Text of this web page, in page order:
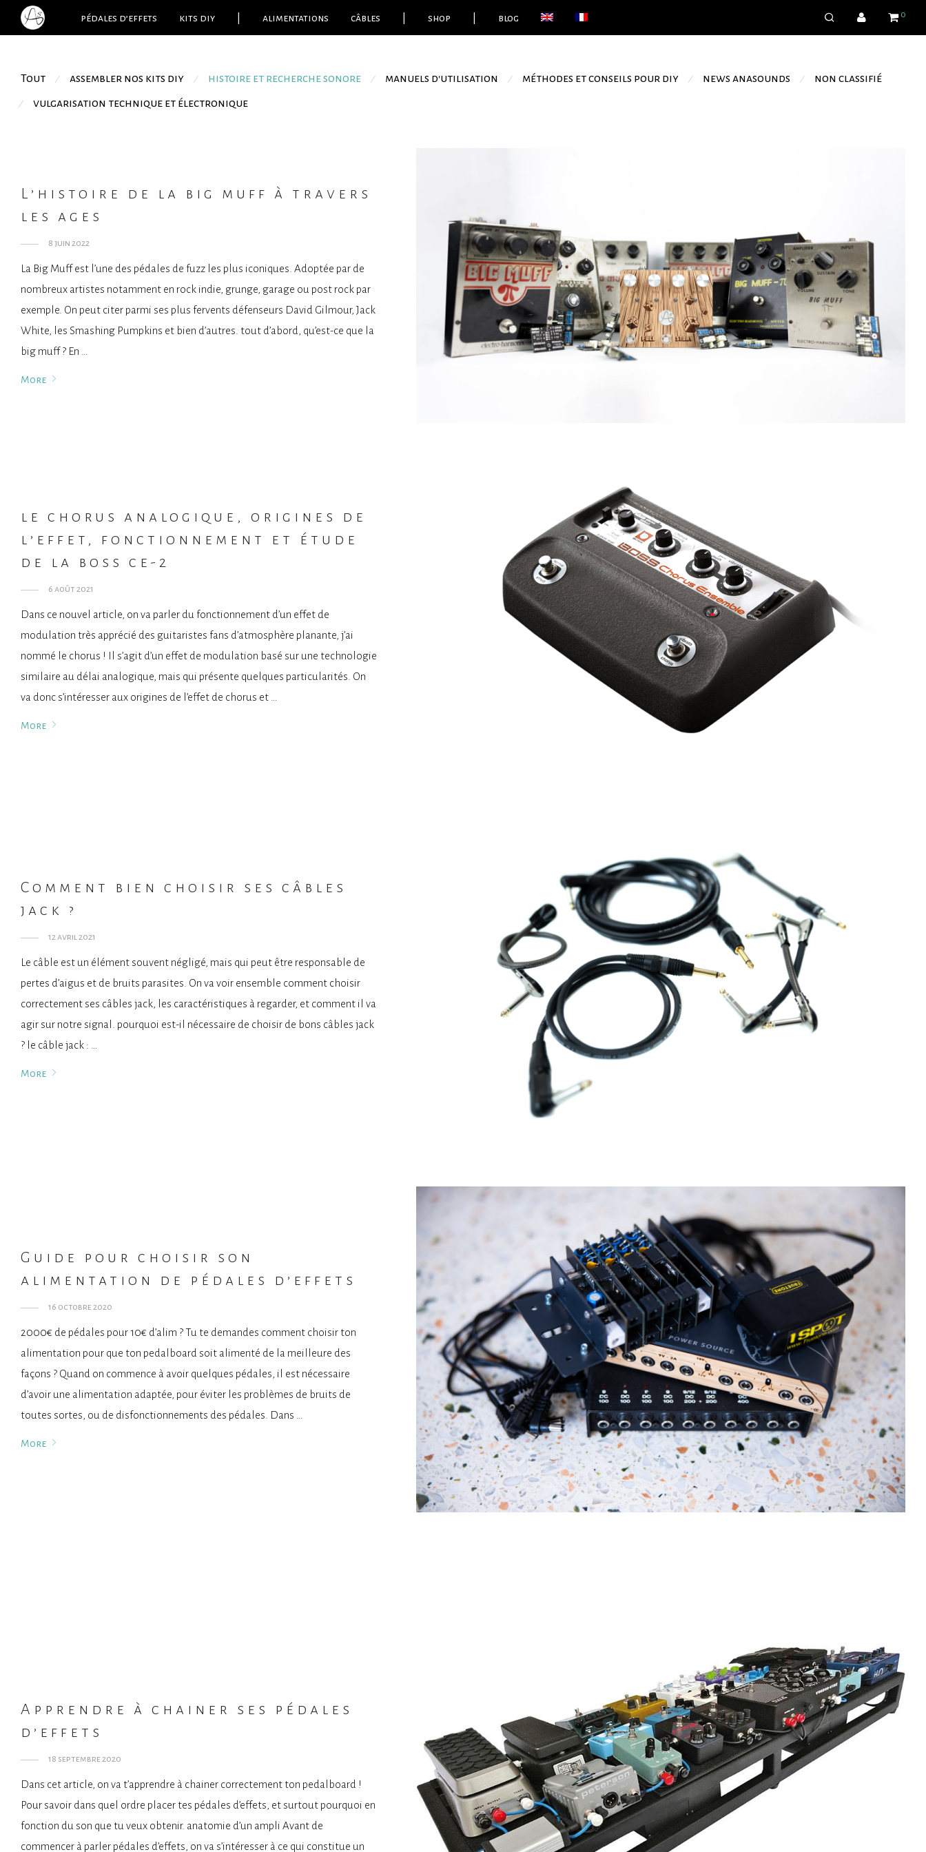
pédales d’effets kits diy alimentations câbles shop blog 0
Tout ⁄ assembler nos kits diy ⁄ histoire et recherche sonore ⁄ manuels d'utilisation ⁄ méthodes et conseils pour diy ⁄ news anasounds ⁄ non classifié
⁄ vulgarisation technique et électronique
L’histoire de la big muff à travers
les ages
8 juin 2022
La Big Muff est l’une des pédales de fuzz les plus iconiques. Adoptée par de
nombreux artistes notamment en rock indie, grunge, garage ou post rock par
exemple. On peut citer parmi ses plus fervents défenseurs David Gilmour, Jack
White, les Smashing Pumpkins et bien d’autres. tout d’abord, qu’est-ce que la
big muff ? En …
More
le chorus analogique, origines de
l’effet, fonctionnement et étude
de la boss ce-2
6 août 2021
Dans ce nouvel article, on va parler du fonctionnement d’un effet de
modulation très apprécié des guitaristes fans d’atmosphère planante, j’ai
nommé le chorus ! Il s’agit d’un effet de modulation basé sur une technologie
similaire au délai analogique, mais qui présente quelques particularités. On
va donc s’intéresser aux origines de l’effet de chorus et …
More
Comment bien choisir ses câbles
jack ?
12 avril 2021
Le câble est un élément souvent négligé, mais qui peut être responsable de
pertes d’aigus et de bruits parasites. On va voir ensemble comment choisir
correctement ses câbles jack, les caractéristiques à regarder, et comment il va
agir sur notre signal. pourquoi est-il nécessaire de choisir de bons câbles jack
? le câble jack : …
More
Guide pour choisir son
alimentation de pédales d’effets
16 octobre 2020
2000€ de pédales pour 10€ d’alim ? Tu te demandes comment choisir ton
alimentation pour que ton pedalboard soit alimenté de la meilleure des
façons ? Quand on commence à avoir quelques pédales, il est nécessaire
d’avoir une alimentation adaptée, pour éviter les problèmes de bruits de
toutes sortes, ou de disfonctionnements des pédales. Dans …
More
Apprendre à chainer ses pédales
d’effets
18 septembre 2020
Dans cet article, on va t’apprendre à chainer correctement ton pedalboard !
Pour savoir dans quel ordre placer tes pédales d’effets, et surtout pourquoi en
fonction du son que tu veux obtenir. anatomie d’un ampli Avant de
commencer à parler pédales d’effets, on va s’intéresser à ce qui constitue un